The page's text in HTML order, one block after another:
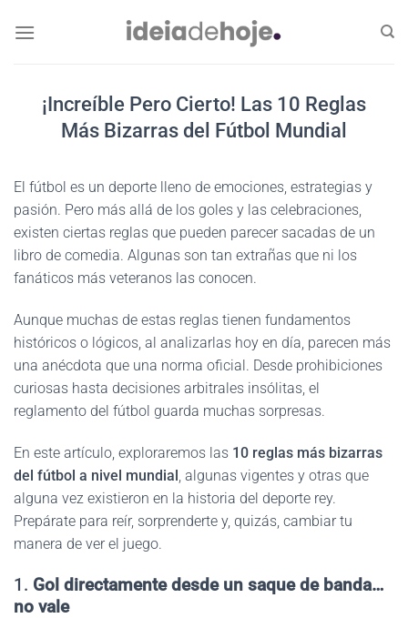
¡Increíble Pero Cierto! Las 10 Reglas
Más Bizarras del Fútbol Mundial
El fútbol es un deporte lleno de emociones, estrategias y
pasión. Pero más allá de los goles y las celebraciones,
existen ciertas reglas que pueden parecer sacadas de un
libro de comedia. Algunas son tan extrañas que ni los
fanáticos más veteranos las conocen.
Aunque muchas de estas reglas tienen fundamentos
históricos o lógicos, al analizarlas hoy en día, parecen más
una anécdota que una norma oficial. Desde prohibiciones
curiosas hasta decisiones arbitrales insólitas, el
reglamento del fútbol guarda muchas sorpresas.
En este artículo, exploraremos las 10 reglas más bizarras
del fútbol a nivel mundial , algunas vigentes y otras que
alguna vez existieron en la historia del deporte rey.
Prepárate para reír, sorprenderte y, quizás, cambiar tu
manera de ver el juego.
1. Gol directamente desde un saque de banda…
no vale